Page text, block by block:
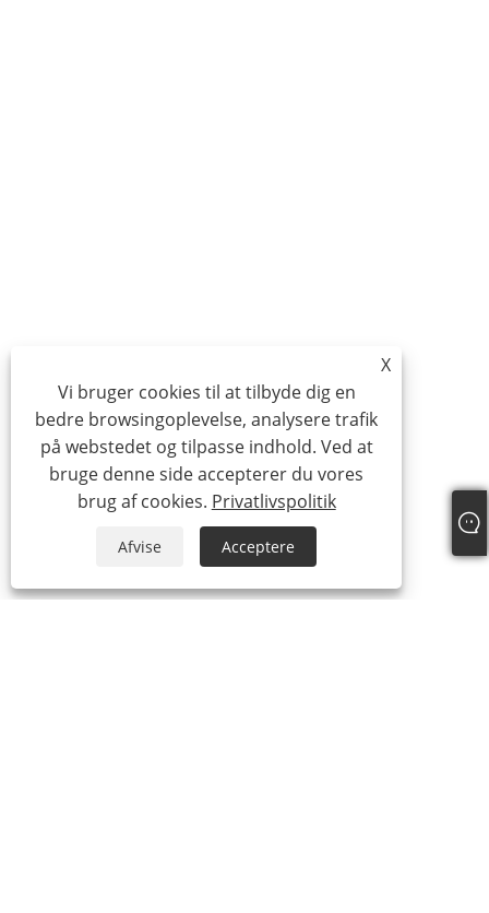
X
Vi bruger cookies til at tilbyde dig en
bedre browsingoplevelse, analysere trafik
på webstedet og tilpasse indhold. Ved at
bruge denne side accepterer du vores
brug af cookies. Privatlivspolitik
Afvise Acceptere